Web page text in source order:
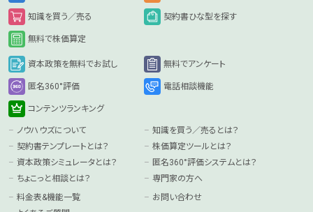
知識を買う／売る 契約書ひな型を探す
無料で株価算定
資本政策を無料でお試し 無料でアンケート
匿名360°評価 電話相談機能
コンテンツランキング
ノウハウズについて
知識を買う／売るとは？
契約書テンプレートとは？
株価算定ツールとは？
資本政策シミュレータとは？
匿名360°評価システムとは？
ちょこっと相談とは？
専門家の方へ
料金表&機能一覧
お問い合わせ